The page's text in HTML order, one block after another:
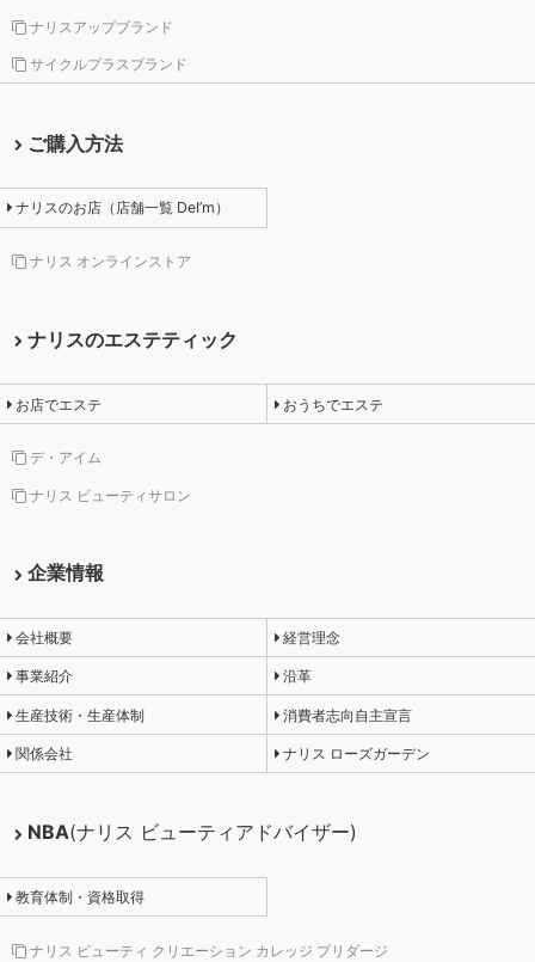
ナリスアップブランド
サイクルプラスブランド
ご購入方法
ナリスのお店（店舗一覧 DeI’m）
ナリス オンラインストア
ナリスのエステティック
お店でエステ おうちでエステ
デ・アイム
ナリス ビューティサロン
企業情報
会社概要 経営理念
事業紹介 沿革
生産技術・生産体制 消費者志向自主宣言
関係会社 ナリス ローズガーデン
NBA(ナリス ビューティアドバイザー)
教育体制・資格取得
ナリス ビューティ クリエーション カレッジ プリダージ